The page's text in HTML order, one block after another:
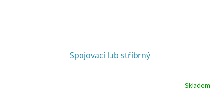
Spojovací lub stříbrný
Skladem